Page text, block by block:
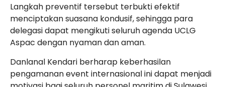
Langkah preventif tersebut terbukti efektif
menciptakan suasana kondusif, sehingga para
delegasi dapat mengikuti seluruh agenda UCLG
Aspac dengan nyaman dan aman.
Danlanal Kendari berharap keberhasilan
pengamanan event internasional ini dapat menjadi